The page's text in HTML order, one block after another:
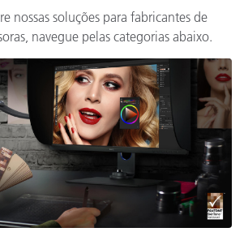
nossas soluções para fabricantes de
navegue pelas categorias abaixo.